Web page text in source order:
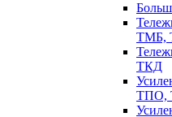
ТМБ,
ТКД
ТПО,